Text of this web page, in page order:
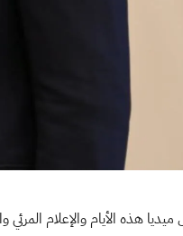
هذه الأيام والإعلام